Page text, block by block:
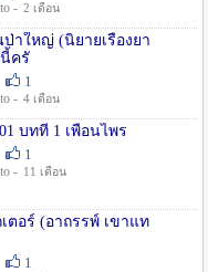
- 2 เดือน
าใหญ่ (นิยายเรื่องยา
ครั
1
- 4 เดือน
บทที่ 1 เพื่อนไพร
1
- 11 เดือน
ตอร์ (อาถรรพ์ เขาแท
1